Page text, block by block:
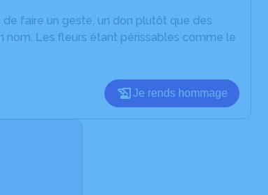
faire un geste, un don plutôt que des
nom. Les fleurs étant périssables comme le
Je rends hommage